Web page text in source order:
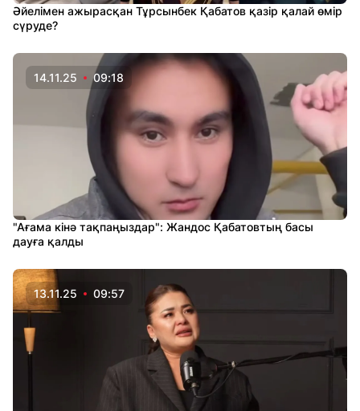
Әйелімен ажырасқан Тұрсынбек Қабатов қазір қалай өмір
сүруде?
14.11.25 09:18
"Ағама кінә тақпаңыздар": Жандос Қабатовтың басы
дауға қалды
13.11.25 09:57